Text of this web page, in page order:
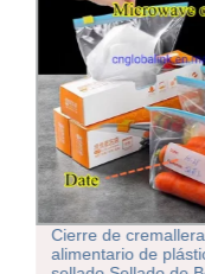
Cierre de
alimentario de